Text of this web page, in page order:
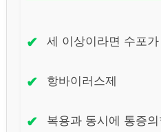
✔ 세 이상이라면 수포
✔ 항바이러스제
✔
복용과 동시에 통증